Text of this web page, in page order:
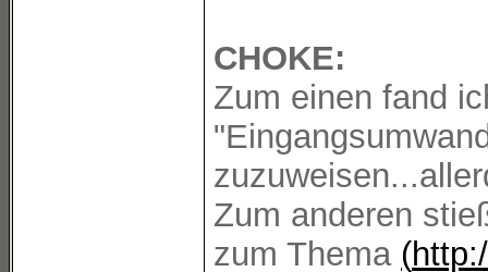
CHOKE:
Zum einen fand
Zum anderen
zum Thema (